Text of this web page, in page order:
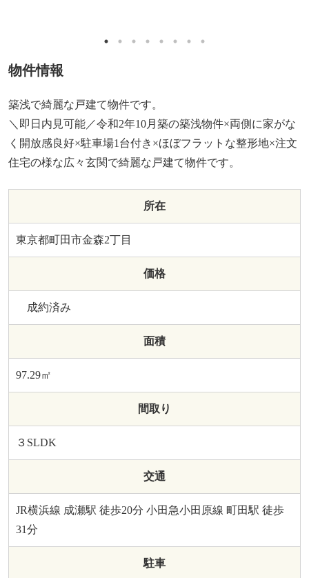
物件情報
築浅で綺麗な戸建て物件です。
＼即日内見可能／令和2年10月築の築浅物件×両側に家がな
く開放感良好×駐車場1台付き×ほぼフラットな整形地×注文
住宅の様な広々玄関で綺麗な戸建て物件です。
所在
東京都町田市金森2丁目
価格
成約済み
面積
97.29㎡
間取り
３SLDK
交通
JR横浜線 成瀬駅 徒歩20分 小田急小田原線 町田駅 徒歩
31分
駐車